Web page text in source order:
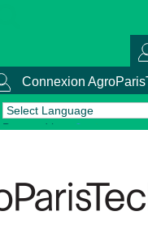
Connexion
Powered by